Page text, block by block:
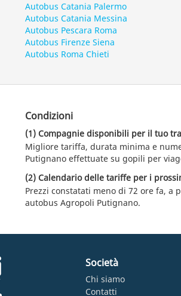
Autobus Catania Palermo
Autobus Catania Messina
Autobus Pescara Roma
Autobus Firenze Siena
Autobus Roma Chieti
Condizioni
(1) Compagnie disponibili per il tuo
Migliore tariffa, durata minima e
Putignano effettuate su gopili per
(2) Calendario delle tariffe per i
Prezzi constatati meno di 72 ore fa,
autobus Agropoli Putignano.
Società
Chi siamo
Contatti